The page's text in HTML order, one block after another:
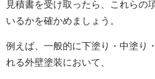
見積書を受け取ったら、これらの
いるかを確かめましょう。
例えば、一般的に下塗り・中塗り
れる外壁塗装において、